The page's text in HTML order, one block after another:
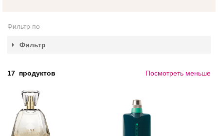
Фильтр по
Фильтр
17 продуктов Посмотреть меньше